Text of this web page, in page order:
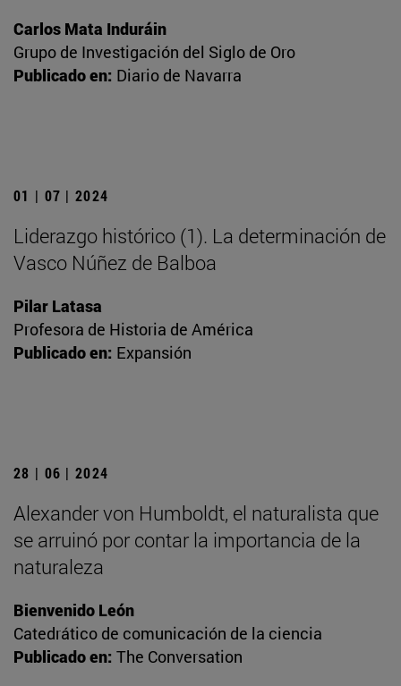
Carlos Mata Induráin
Grupo de Investigación del Siglo de Oro
Publicado en: Diario de Navarra
01 | 07 | 2024
Liderazgo histórico (1). La determinación de
Vasco Núñez de Balboa
Pilar Latasa
Profesora de Historia de América
Publicado en: Expansión
28 | 06 | 2024
Alexander von Humboldt, el naturalista que
se arruinó por contar la importancia de la
naturaleza
Bienvenido León
Catedrático de comunicación de la ciencia
Publicado en: The Conversation